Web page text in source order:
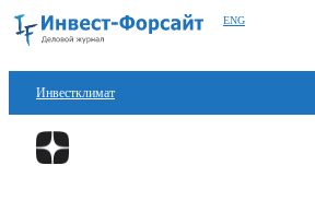
ENG
Инвестклимат
Финансы